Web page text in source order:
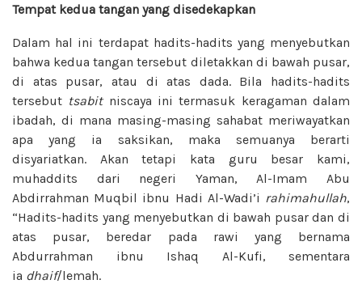
Tempat kedua tangan yang disedekapkan
Dalam hal ini terdapat hadits-hadits yang menyebutkan
bahwa kedua tangan tersebut diletakkan di bawah pusar,
di atas pusar, atau di atas dada. Bila hadits-hadits
tersebut tsabit niscaya ini termasuk keragaman dalam
ibadah, di mana masing-masing sahabat meriwayatkan
apa yang ia saksikan, maka semuanya berarti
disyariatkan. Akan tetapi kata guru besar kami,
muhaddits dari negeri Yaman, Al-Imam Abu
Abdirrahman Muqbil ibnu Hadi Al-Wadi’i rahimahullah,
“Hadits-hadits yang menyebutkan di bawah pusar dan di
atas pusar, beredar pada rawi yang bernama
Abdurrahman ibnu Ishaq Al-Kufi, sementara
ia dhaif/lemah.